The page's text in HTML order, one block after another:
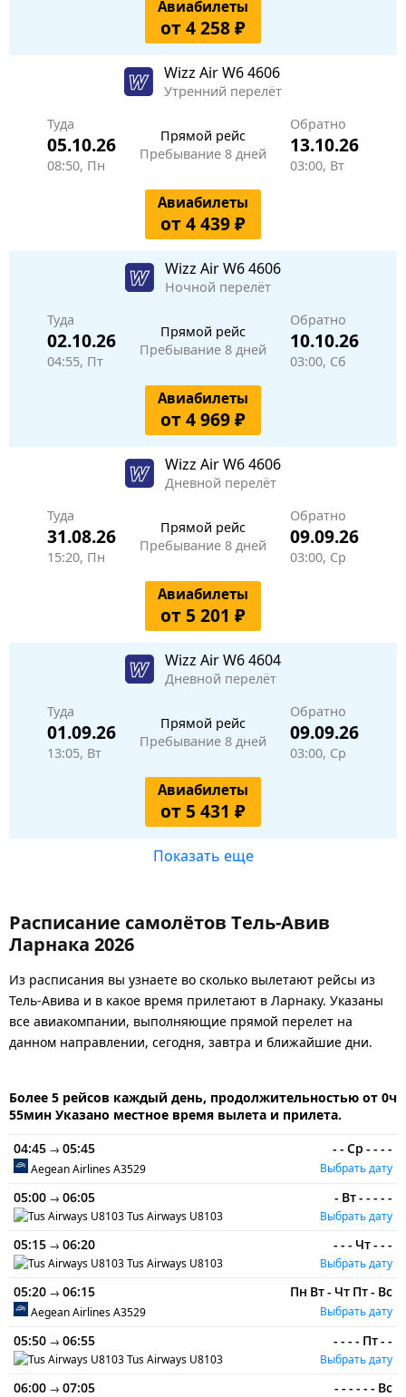
Авиабилеты
от 4 258 ₽
Wizz AirW6 4606
Утренний перелёт
Туда
05.10.26
08:50, Пн
Прямой рейс
Пребывание 8 дней
Обратно
13.10.26
03:00, Вт
Авиабилеты
от 4 439 ₽
Wizz AirW6 4606
Ночной перелёт
Туда
02.10.26
04:55, Пт
Прямой рейс
Пребывание 8 дней
Обратно
10.10.26
03:00, Сб
Авиабилеты
от 4 969 ₽
Wizz AirW6 4606
Дневной перелёт
Туда
31.08.26
15:20, Пн
Прямой рейс
Пребывание 8 дней
Обратно
09.09.26
03:00, Ср
Авиабилеты
от 5 201 ₽
Wizz AirW6 4604
Дневной перелёт
Туда
01.09.26
13:05, Вт
Прямой рейс
Пребывание 8 дней
Обратно
09.09.26
03:00, Ср
Авиабилеты
от 5 431 ₽
Показать еще
Расписание самолётов Тель-Авив
Ларнака 2026
Из расписания вы узнаете во сколько вылетают рейсы из
Тель-Авива и в какое время прилетают в Ларнаку. Указаны
все авиакомпании, выполняющие прямой перелет на
данном направлении, сегодня, завтра и ближайшие дни.
Более 5 рейсов каждый день, продолжительностью от 0ч
55мин Указано местное время вылета и прилета.
04:45 → 05:45
Aegean AirlinesA3529
- - Ср - - - -
Выбрать дату
05:00 → 06:05
Tus Airways U8103
- Вт- - - - -
Выбрать дату
05:15 → 06:20
Tus Airways U8103
- - - Чт- - -
Выбрать дату
05:20 → 06:15
Aegean AirlinesA3529
Пн Вт- Чт Пт- Вс
Выбрать дату
05:50 → 06:55
Tus Airways U8103
- - - - Пт- -
Выбрать дату
06:00 → 07:05 - - - - - - Вс